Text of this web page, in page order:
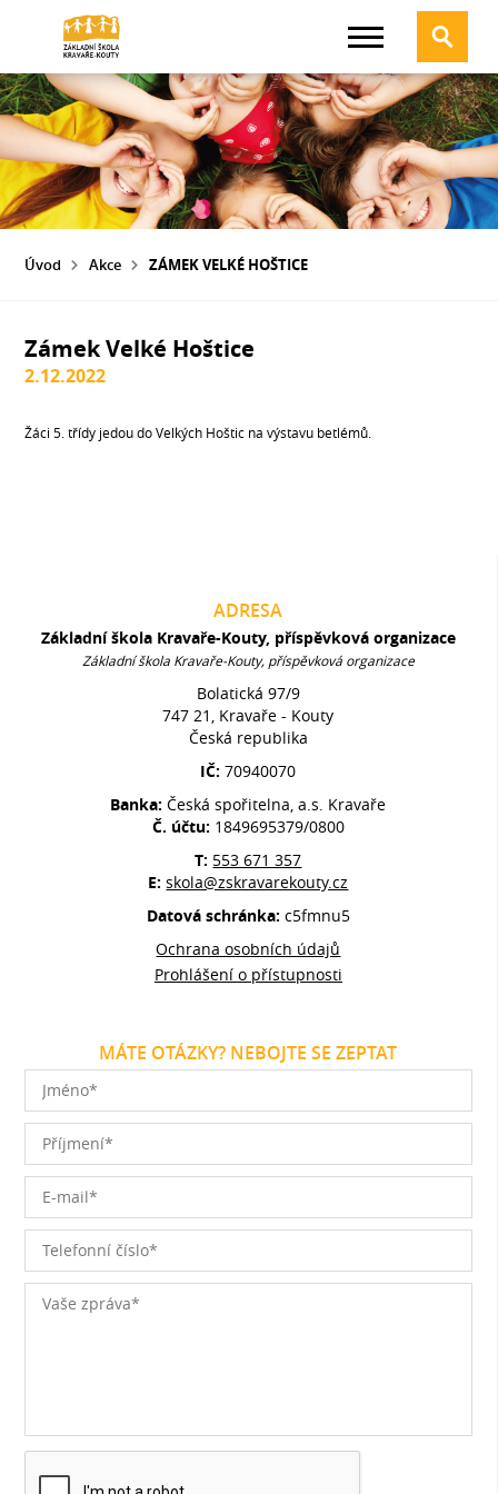
Úvod Akce ZÁMEK VELKÉ HOŠTICE
Zámek Velké Hoštice
2.12.2022
Žáci 5. třídy jedou do Velkých Hoštic na výstavu betlémů.
ADRESA
Základní škola Kravaře-Kouty, příspěvková organizace
Základní škola Kravaře-Kouty, příspěvková organizace
Bolatická 97/9
747 21, Kravaře - Kouty
Česká republika
IČ:70940070
Banka:Česká spořitelna, a.s. Kravaře
Č. účtu: 1849695379/0800
T: 553 671 357
E:skola@zskravarekouty.cz
Datová schránka: c5fmnu5
Ochrana osobních údajů
Prohlášení o přístupnosti
MÁTE OTÁZKY? NEBOJTE SE ZEPTAT